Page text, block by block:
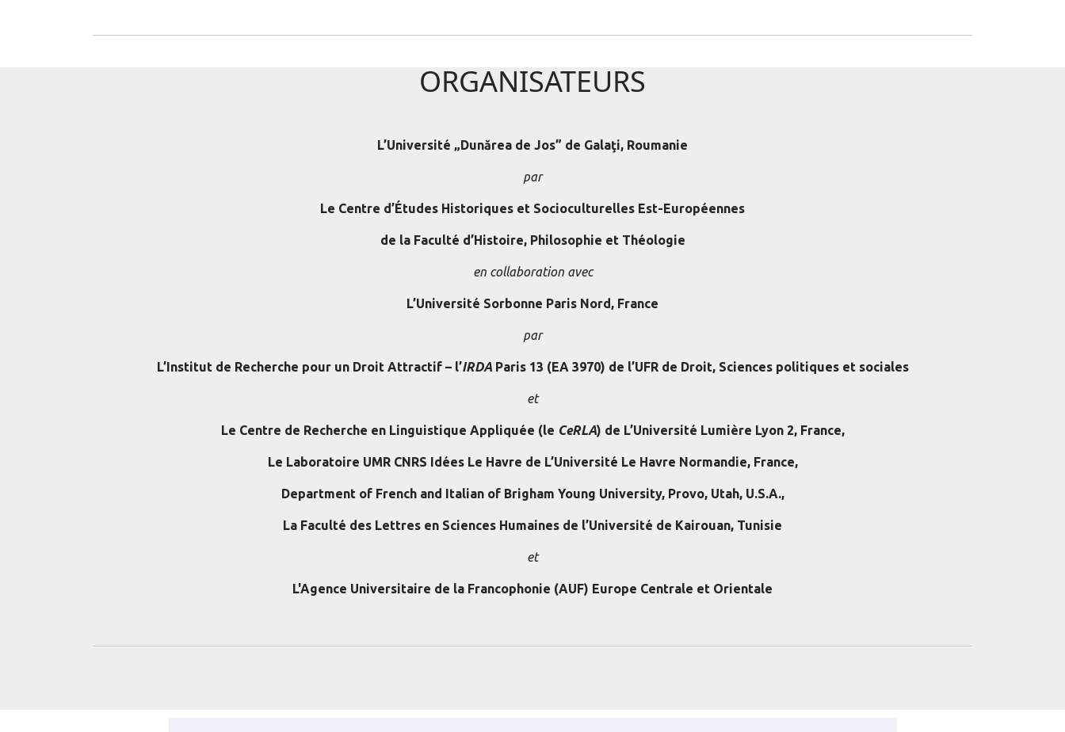
ORGANISATEURS
L’Université „Dunărea de Jos” de Galaţi, Roumanie
par
Le Centre d’Études Historiques et Socioculturelles Est-Européennes
de la Faculté d’Histoire, Philosophie et Théologie
en collaboration avec
L’Université Sorbonne Paris Nord, France
par
L’Institut de Recherche pour un Droit Attractif – l’IRDAParis 13 (EA 3970) de l’UFR de Droit, Sciences politiques et sociales
et
Le Centre de Recherche en Linguistique Appliquée (le CeRLA) de L’Université Lumière Lyon 2, France,
Le Laboratoire UMR CNRS Idées Le Havre de L’Université Le Havre Normandie, France,
Department of French and Italian of Brigham Young University, Provo, Utah, U.S.A.,
La Faculté des Lettres en Sciences Humaines de l’Université de Kairouan, Tunisie
et
L'Agence Universitaire de la Francophonie (AUF) Europe Centrale et Orientale